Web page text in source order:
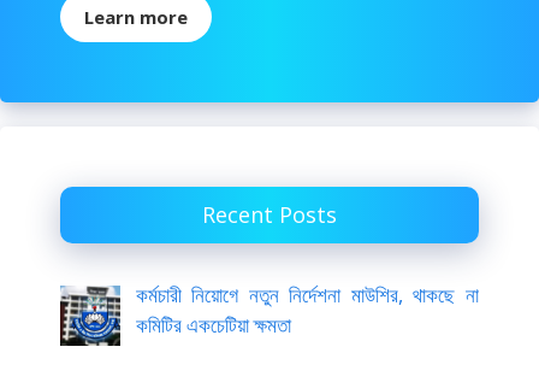
Learn more
Recent Posts
কর্মচারী নিয়োগে নতুন নির্দেশনা মাউশির, থাকছে না
কমিটির একচেটিয়া ক্ষমতা